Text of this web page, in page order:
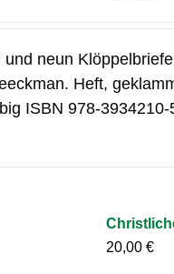
und neun
Heft,
ISBN 978-3934210-
20,00€